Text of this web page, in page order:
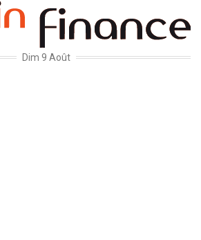
Dim 9 Août